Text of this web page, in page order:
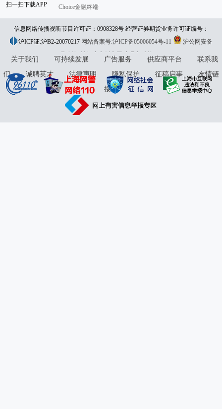
扫一扫下载APP
Choice金融终端
信息网络传播视听节目许可证：0908328号 经营证券期货业务许可证编号：
913101046312860336 违法和不良信息举报:021-61278686 举报邮箱：
jubao@eastmoney.com
沪ICP证:沪B2-20070217 网站备案号:沪ICP备05006054号-11
沪公网安备
31010402000120号版权所有:东方财富网意见与建议:4000300059/952500
关于我们 可持续发展 广告服务 供应商平台
联系我
们
诚聘英才 法律声明 隐私保护 征稿启事
友情链
接